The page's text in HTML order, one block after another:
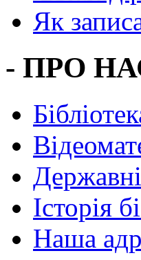
Як
- ПРО
Державні
Історія
Наша